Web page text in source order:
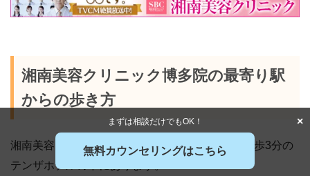
湘南美容クリニック博多院の最寄り駅
からの歩き方
湘南美容クリニック博多院は、博多駅から下車徒歩3分の
テンザホテルの中にあります。
×
まずは相談だけでもOK！
無料カウンセリングはこちら